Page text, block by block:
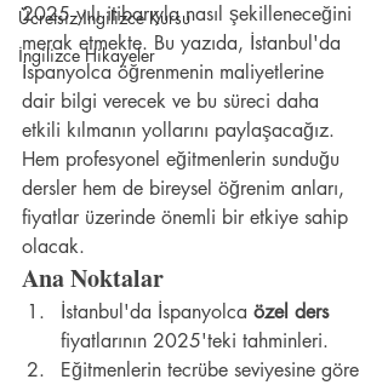
Ücretsiz İngilizce Kursu
İngilizce Hikayeler
2025 yılı itibarıyla nasıl şekilleneceğini
merak etmekte. Bu yazıda, İstanbul'da
İspanyolca öğrenmenin maliyetlerine
dair bilgi verecek ve bu süreci daha
etkili kılmanın yollarını paylaşacağız.
Hem profesyonel eğitmenlerin sunduğu
dersler hem de bireysel öğrenim anları,
fiyatlar üzerinde önemli bir etkiye sahip
olacak.
Ana Noktalar
İstanbul'da İspanyolca özel ders
fiyatlarının 2025'teki tahminleri.
Eğitmenlerin tecrübe seviyesine göre